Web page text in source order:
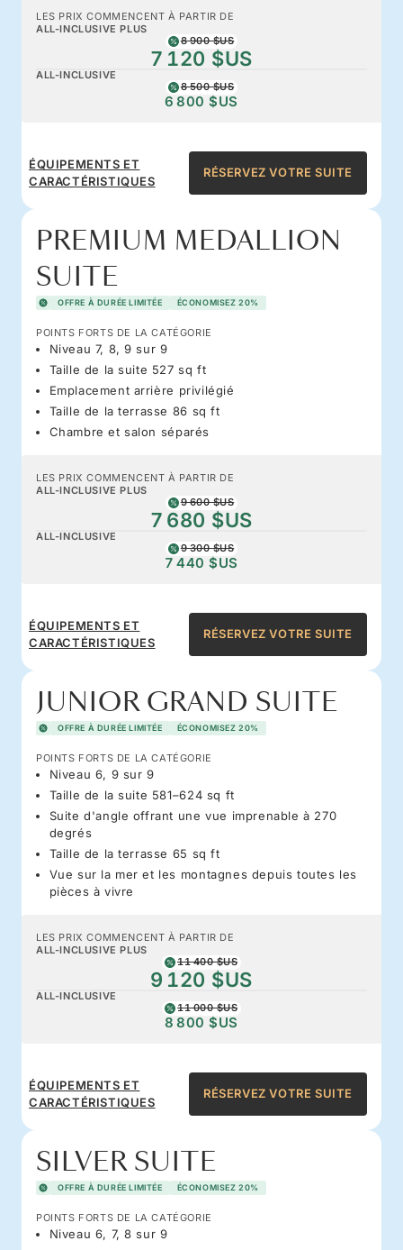
LES PRIX COMMENCENT À PARTIR DE
ALL-INCLUSIVE PLUS
8 900 $US
7 120 $US
ALL-INCLUSIVE
8 500 $US
6 800 $US
ÉQUIPEMENTS ET
CARACTÉRISTIQUES
RÉSERVEZ VOTRE SUITE
PREMIUM MEDALLION
SUITE
OFFRE À DURÉE LIMITÉE ÉCONOMISEZ 20%
POINTS FORTS DE LA CATÉGORIE
Niveau 7, 8, 9 sur 9
Taille de la suite 527 sq ft
Emplacement arrière privilégié
Taille de la terrasse 86 sq ft
Chambre et salon séparés
LES PRIX COMMENCENT À PARTIR DE
ALL-INCLUSIVE PLUS
9 600 $US
7 680 $US
ALL-INCLUSIVE
9 300 $US
7 440 $US
ÉQUIPEMENTS ET
CARACTÉRISTIQUES
RÉSERVEZ VOTRE SUITE
JUNIOR GRAND SUITE
OFFRE À DURÉE LIMITÉE ÉCONOMISEZ 20%
POINTS FORTS DE LA CATÉGORIE
Niveau 6, 9 sur 9
Taille de la suite 581–624 sq ft
Suite d'angle offrant une vue imprenable à 270
degrés
Taille de la terrasse 65 sq ft
Vue sur la mer et les montagnes depuis toutes les
pièces à vivre
LES PRIX COMMENCENT À PARTIR DE
ALL-INCLUSIVE PLUS
11 400 $US
9 120 $US
ALL-INCLUSIVE
11 000 $US
8 800 $US
ÉQUIPEMENTS ET
CARACTÉRISTIQUES
RÉSERVEZ VOTRE SUITE
SILVER SUITE
OFFRE À DURÉE LIMITÉE ÉCONOMISEZ 20%
POINTS FORTS DE LA CATÉGORIE
Niveau 6, 7, 8 sur 9